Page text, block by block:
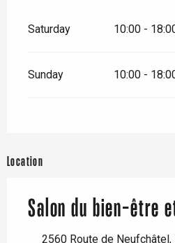
Saturday 10:00 -
Sunday 10:00 -
Location
Salon du bien-être
2560 Route de